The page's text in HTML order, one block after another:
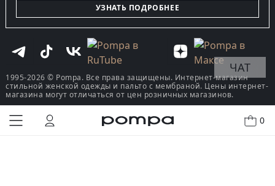
0
КУПИТЬ В ОДИН КЛИК
УЗНАТЬ ПОДРОБНЕЕ
1995-2026 © Pompa. Все права защищены. Интернет-магазин
стильной женской одежды и пальто с мембраной. Цены интернет-
магазина могут отличаться от цен розничных магазинов.
ЧАТ